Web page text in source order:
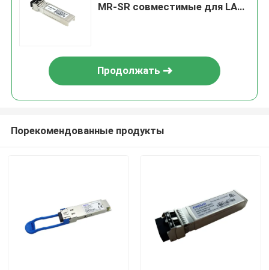
MR-SR совместимые для LAN
Продолжать
Порекомендованные продукты